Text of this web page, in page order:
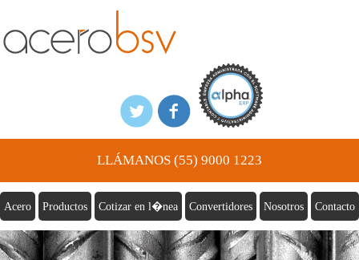
LLÁMANOS (55) 9000 1223
Acero Productos Cotizar en l�nea Convertidores Nosotros Contacto